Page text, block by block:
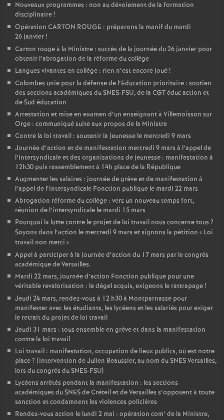
Nouveaux programmes : non au dévoiement de la formation
disciplinaire!
Opération CARTON ROUGE : préparons la manif du mardi
26 janvier!
Carton rouge à la Ministre : succès de la journée du 26 janvier pour
obtenir l’abrogation de la réforme du collège
Langues vivantes en collège : rien n’est encore joué!
Colombes unie pour la défense de l’Education prioritaire : soutien
des sections académiques du SNES-FSU, de la CGT éduc action et
de Sud éducation
Arrestation et mise en examen d’un enseignant à Villemoisson sur
Orge : communiqué suite aux propos de la Ministre
Contre la loi travail : soutenir la jeunesse le mercredi 9 mars
Journée d’action et de manifestation mercredi 9 mars à l’appel de
l’intersyndicale et des organisations de jeunesse : manifestation à
12h30 puis rassemblement à 14h place de la République
Augmenter les salaires : journée de grève et de manifestation à
l’appel de l’intersyndicale Fonction publique le mardi 22 mars
Abrogation réforme du collège : vers un nouveau temps fort,
réunion de l’intersyndicale le mardi 15 mars
Pourquoi la lutte contre le projet de loi travail nous concerne tous ?
Soyons dans l’action le mercredi 9 mars et signons la pétition « Loi
travail non merci »
Appel à participer à la journée d’action du 17 mars par le congrès
académique de Versailles.
Mardi 22 mars, journée d’action Fonction publique pour une
véritable revalorisation : le dégel acquis, exigeons le rattrapage!
Jeudi 24 mars, rendez-vous à 12 h30 à Montparnasse pour
manifester avec les étudiants, les lycéens et les salariés pour exiger
le retrait du projet de loi travail
Jeudi 31 mars : tous ensemble en grève et dans la manifestation
contre la loi travail
Loi travail : manifestation, occupation de lieux publics, où est notre
place? (intervention de Julien Beaussier, au nom du SNES Versailles,
lors du congrès du SNES-FSU)
Lycéens arrêtés pendant la manifestation : les sections
académiques du SNES de Créteil et de Versailles s’opposent à toute
sanction et condamnent les violences policières
Rendez-vous action le lundi 2 mai : opération com’ de la Ministre,